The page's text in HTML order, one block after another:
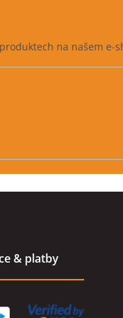
na našem e-
& platby